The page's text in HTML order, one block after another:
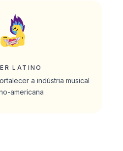
LATINO
a indústria musical
americana